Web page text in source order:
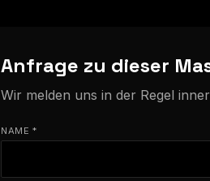
Anfrage zu dieser
Wir melden uns in der Regel
NAME *